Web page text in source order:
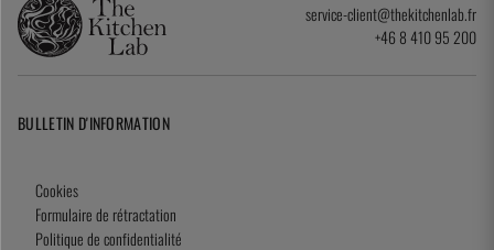
service-client@thekitchenlab.fr
+46 8 410 95 200
BULLETIN D'INFORMATION
Cookies
Formulaire de rétractation
Politique de confidentialité